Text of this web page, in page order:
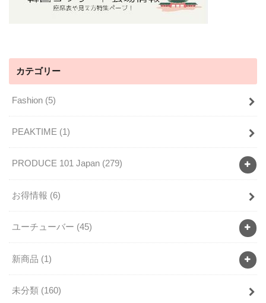
カテゴリー
Fashion (5)
PEAKTIME (1)
PRODUCE 101 Japan (279)
お得情報 (6)
ユーチューバー (45)
新商品 (1)
未分類 (160)